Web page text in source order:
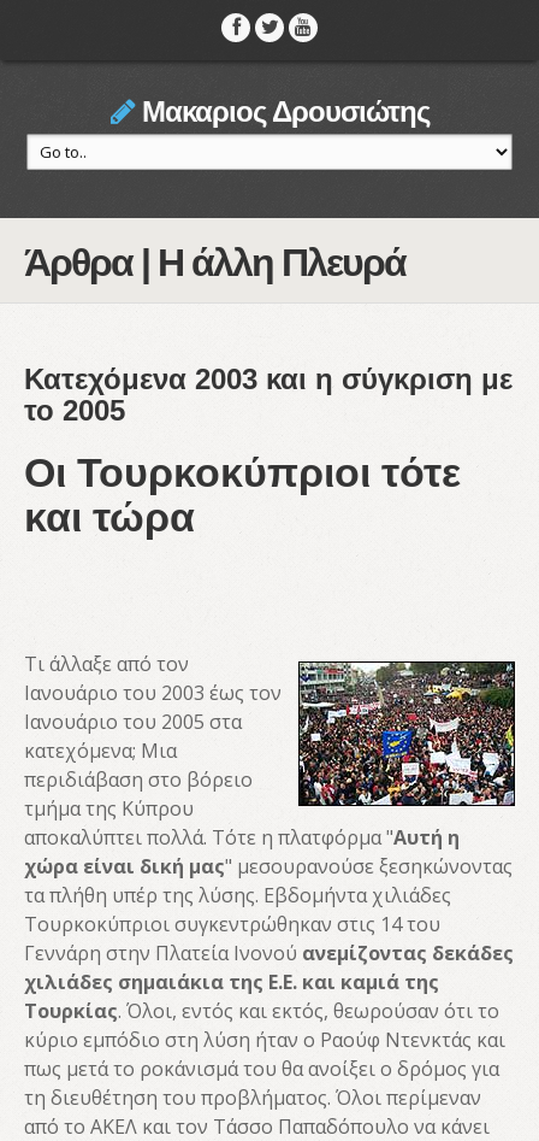
Μακαριος Δρουσιώτης
Άρθρα | Η άλλη Πλευρά
Κατεχόμενα 2003 και η σύγκριση με
το 2005
Οι Τουρκοκύπριοι τότε
και τώρα
Τι άλλαξε από τον
Ιανουάριο του 2003 έως τον
Ιανουάριο του 2005 στα
κατεχόμενα; Μια
περιδιάβαση στο βόρειο
τμήμα της Κύπρου
αποκαλύπτει πολλά. Τότε η πλατφόρμα "Αυτή η
χώρα είναι δική μας" μεσουρανούσε ξεσηκώνοντας
τα πλήθη υπέρ της λύσης. Εβδομήντα χιλιάδες
Τουρκοκύπριοι συγκεντρώθηκαν στις 14 του
Γεννάρη στην Πλατεία Ινονού ανεμίζοντας δεκάδες
χιλιάδες σημαιάκια της Ε.Ε. και καμιά της
Τουρκίας. Όλοι, εντός και εκτός, θεωρούσαν ότι το
κύριο εμπόδιο στη λύση ήταν ο Ραούφ Ντενκτάς και
πως μετά το ροκάνισμά του θα ανοίξει ο δρόμος για
τη διευθέτηση του προβλήματος. Όλοι περίμεναν
από το ΑΚΕΛ και τον Τάσσο Παπαδόπουλο να κάνει